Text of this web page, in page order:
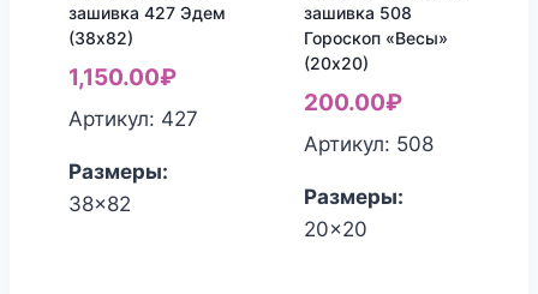
зашивка 427 Эдем
(38х82)
1,150.00₽
Артикул: 427
Размеры:
38x82
зашивка 508
Гороскоп «Весы»
(20х20)
200.00₽
Артикул: 508
Размеры:
20x20